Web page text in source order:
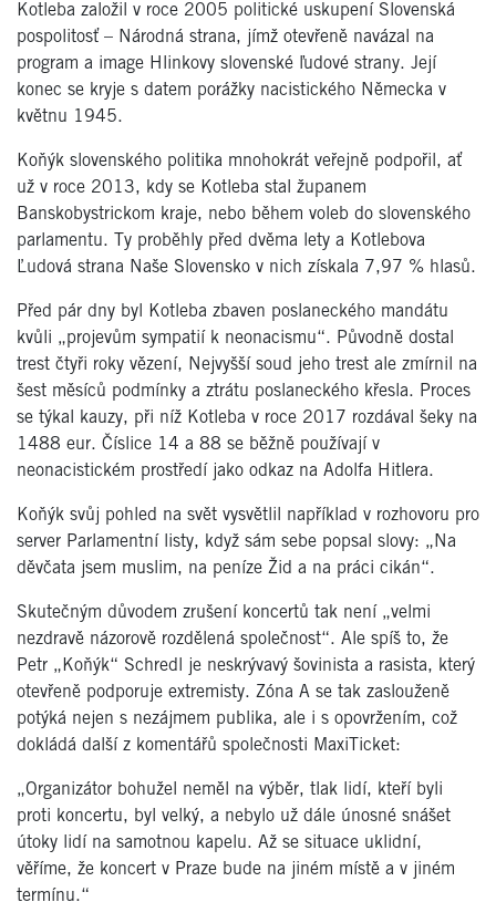
Kotleba založil v roce 2005 politické uskupení Slovenská
pospolitosť – Národná strana, jímž otevřeně navázal na
program a image Hlinkovy slovenské ľudové strany. Její
konec se kryje s datem porážky nacistického Německa v
květnu 1945.
Koňýk slovenského politika mnohokrát veřejně podpořil, ať
už v roce 2013, kdy se Kotleba stal županem
Banskobystrickom kraje, nebo během voleb do slovenského
parlamentu. Ty proběhly před dvěma lety a Kotlebova
Ľudová strana Naše Slovensko v nich získala 7,97 % hlasů.
Před pár dny byl Kotleba zbaven poslaneckého mandátu
kvůli „projevům sympatií k neonacismu“. Původně dostal
trest čtyři roky vězení, Nejvyšší soud jeho trest ale zmírnil na
šest měsíců podmínky a ztrátu poslaneckého křesla. Proces
se týkal kauzy, při níž Kotleba v roce 2017 rozdával šeky na
1488 eur. Číslice 14 a 88 se běžně používají v
neonacistickém prostředí jako odkaz na Adolfa Hitlera.
Koňýk svůj pohled na svět vysvětlil například v rozhovoru pro
server Parlamentní listy, když sám sebe popsal slovy: „Na
děvčata jsem muslim, na peníze Žid a na práci cikán“.
Skutečným důvodem zrušení koncertů tak není „velmi
nezdravě názorově rozdělená společnost“. Ale spíš to, že
Petr „Koňýk“ Schredl je neskrývavý šovinista a rasista, který
otevřeně podporuje extremisty. Zóna A se tak zaslouženě
potýká nejen s nezájmem publika, ale i s opovržením, což
dokládá další z komentářů společnosti MaxiTicket:
„Organizátor bohužel neměl na výběr, tlak lidí, kteří byli
proti koncertu, byl velký, a nebylo už dále únosné snášet
útoky lidí na samotnou kapelu. Až se situace uklidní,
věříme, že koncert v Praze bude na jiném místě a v jiném
termínu.“